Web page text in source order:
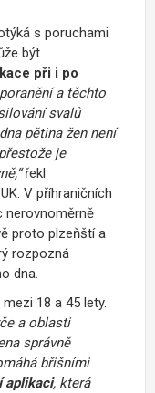
s poruchami
být
při i po
a těchto
svalů
pětina žen není
je
řekl
V příhraničních
nerovnoměrně
proto plzeňští a
rozpozná
dna.
18 a 45 lety.
a oblasti
správně
břišními
aplikaci, která